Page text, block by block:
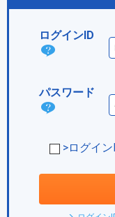
ログインID
ログ
IDと
パスワード
パス
ド
は？
>ログイ